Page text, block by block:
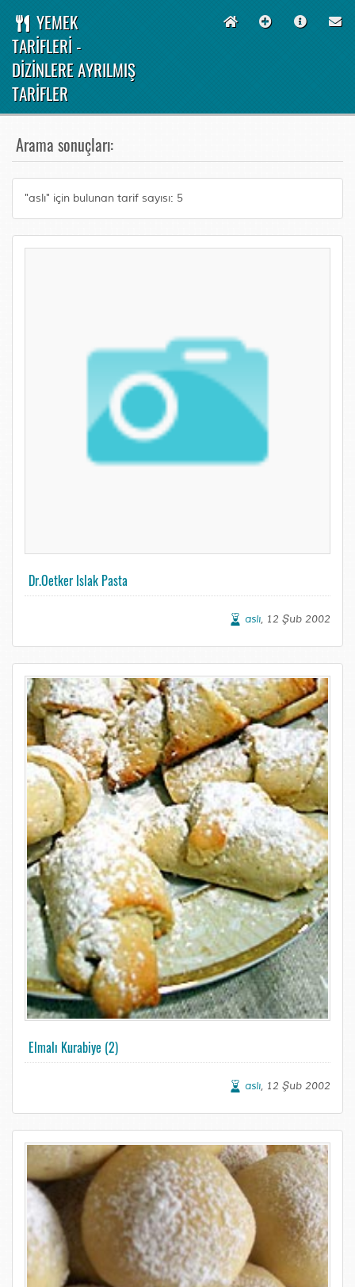
YEMEK
TARİFLERİ -
DİZİNLERE AYRILMIŞ
TARİFLER
Arama sonuçları:
"aslı" için bulunan tarif sayısı: 5
Dr.Oetker Islak Pasta
aslı, 12 Şub 2002
Elmalı Kurabiye (2)
aslı, 12 Şub 2002